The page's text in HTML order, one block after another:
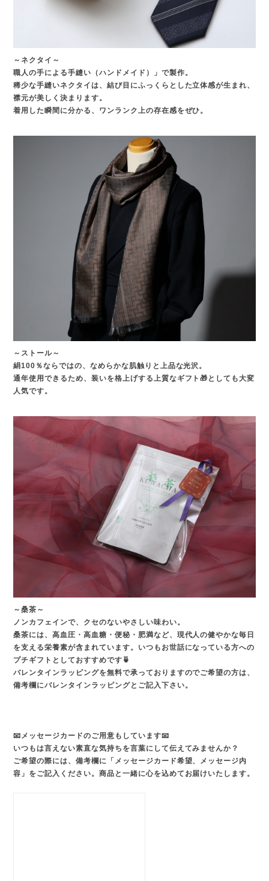
～ネクタイ～
職人の手による手縫い（ハンドメイド）」で製作。
稀少な手縫いネクタイは、結び目にふっくらとした立体感が生まれ、
襟元が美しく決まります。
着用した瞬間に分かる、ワンランク上の存在感をぜひ。
～ストール～
絹100％ならではの、なめらかな肌触りと上品な光沢。
通年使用できるため、装いを格上げする上質なギフト🎁としても大変
人気です。
～桑茶～
ノンカフェインで、クセのないやさしい味わい。
桑茶には、高血圧・高血糖・便秘・肥満など、現代人の健やかな毎日
を支える栄養素が含まれています。いつもお世話になっている方への
プチギフトとしておすすめです🍵
バレンタインラッピングを無料で承っておりますのでご希望の方は、
備考欄にバレンタインラッピングとご記入下さい。
📧メッセージカードのご用意もしています📧
いつもは言えない素直な気持ちを言葉にして伝えてみませんか？
ご希望の際には、備考欄に「メッセージカード希望、メッセージ内
容」をご記入ください。商品と一緒に心を込めてお届けいたします。